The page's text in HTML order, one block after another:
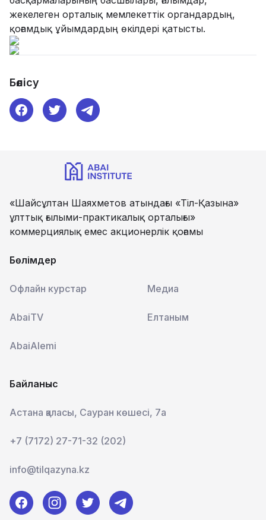
жекелеген орталық мемлекеттік органдардың,
қоғамдық ұйымдардың өкілдері қатысты.
Бөлісу
«Шайсұлтан Шаяхметов атындағы «Тіл-Қазына»
ұлттық ғылыми-практикалық орталығы»
коммерциялық емес акционерлік қоғамы
Бөлімдер
Офлайн курстар Медиа
AbaiTV Елтаным
AbaiAlemi
Байланыс
Астана қаласы, Сауран көшесі, 7а
+7 (7172) 27-71-32 (202)
info@tilqazyna.kz